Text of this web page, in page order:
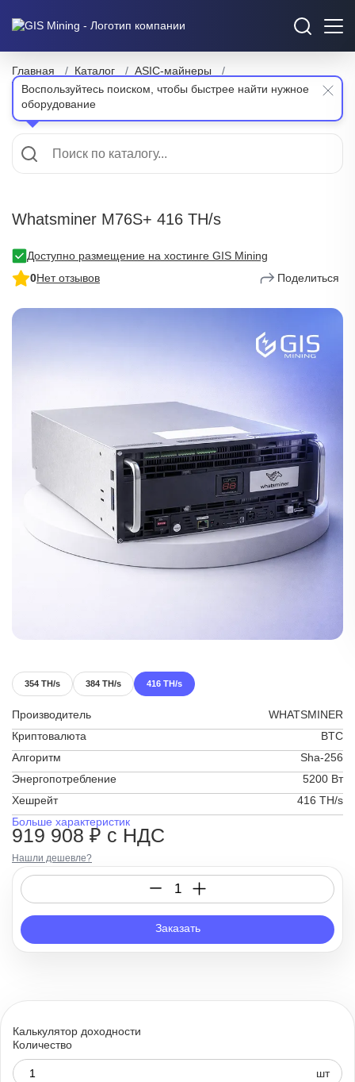
Главная / Каталог / ASIC-майнеры
/
Whatsminer M76S+ 416 TH/s
Воспользуйтесь поиском, чтобы быстрее найти нужное
оборудование
Whatsminer M76S+ 416 TH/s
0Нет отзывов Поделиться
Доступно размещение на хостинге GIS Mining
354 TH/s 384 TH/s 416 TH/s
Производитель
WHATSMINER
Криптовалюта
BTC
Алгоритм
Sha-256
Энергопотребление
5200 Вт
Хешрейт
416 TH/s
Больше характеристик
919 908 ₽ с НДС
Нашли дешевле?
Заказать
Калькулятор доходности
Количество
шт